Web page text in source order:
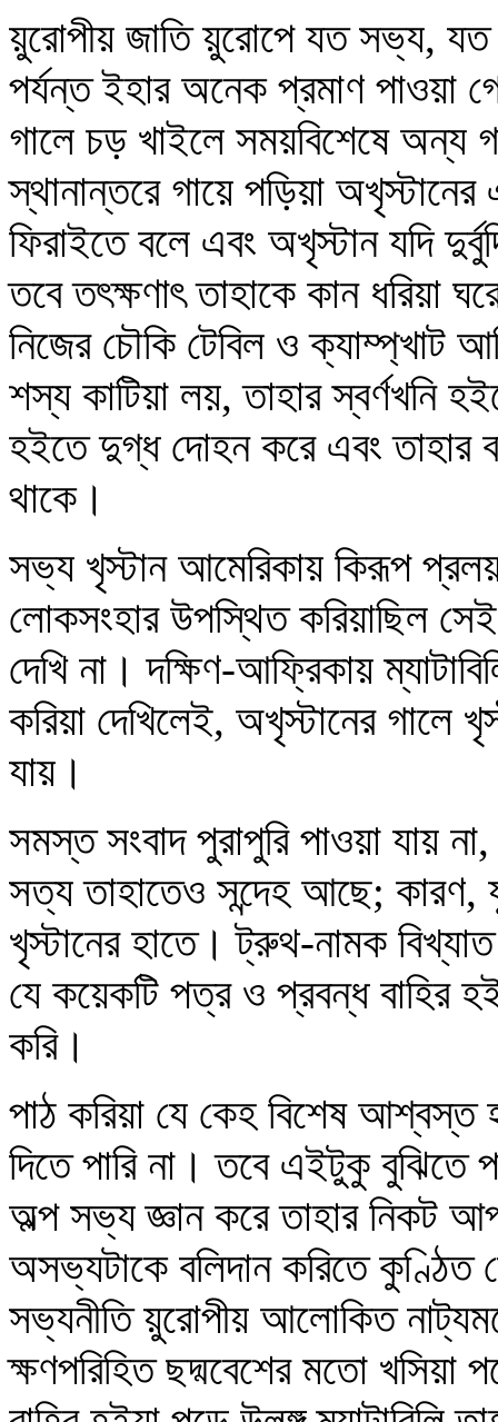
য়ুরোপীয় জাতি য়ুরোপে যত সভ্য,
পর্যন্ত ইহার অনেক প্রমাণ পাওয়া
গালে চড় খাইলে সময়বিশেষে অন্য
স্থানান্তরে গায়ে পড়িয়া
ফিরাইতে বলে এবং অখৃস্টান যদি
তবে তৎক্ষণাৎ তাহাকে কান ধরিয়া
নিজের চৌকি টেবিল ও ক্যাম্প্‌খাট
শস্য কাটিয়া লয়, তাহার স্বর্ণখনি
হইতে দুগ্ধ দোহন করে এবং তাহার
থাকে।
সভ্য খৃস্টান আমেরিকায় কিরূপ
লোকসংহার উপস্থিত করিয়াছিল
দেখি না। দক্ষিণ-আফ্রিকায়
করিয়া দেখিলেই, অখৃস্টানের গালে
যায়।
সমস্ত সংবাদ পুরাপুরি পাওয়া যায়
সত্য তাহাতেও সন্দেহ আছে; কারণ,
খৃস্টানের হাতে। ট্রুথ-নামক
যে কয়েকটি পত্র ও প্রবন্ধ বাহির
করি।
পাঠ করিয়া যে কেহ বিশেষ
দিতে পারি না। তবে এইটুকু বুঝিতে
অল্প সভ্য জ্ঞান করে তাহার নিকট
অসভ্যটাকে বলিদান করিতে কুণ্ঠিত
সভ্যনীতি য়ুরোপীয় আলোকিত
ক্ষণপরিহিত ছদ্মবেশের মতো খসিয়া